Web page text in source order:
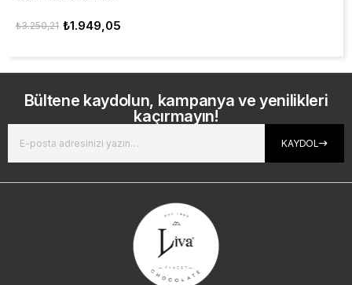
₺1.949,05
₺3.250,21
Bültene kaydolun, kampanya ve yenilikleri
kaçırmayın!
KAYDOL